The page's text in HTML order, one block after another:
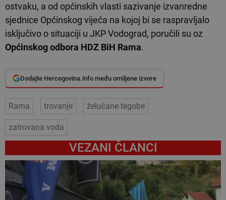
ostvaku, a od općinskih vlasti sazivanje izvanredne
sjednice Općinskog vijeća na kojoj bi se raspravljalo
isključivo o situaciji u JKP Vodograd, poručili su oz
Općinskog odbora HDZ BiH Rama.
Dodajte Hercegovina.info među omiljene izvore
Rama trovanje želučane tegobe
zatrovana voda
VEZANI ČLANCI